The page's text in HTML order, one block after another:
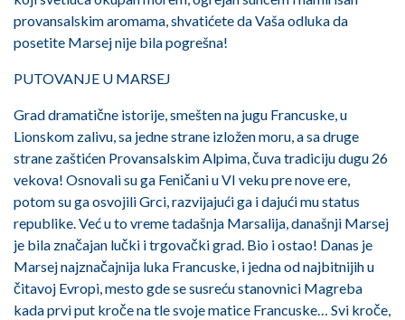
provansalskim aromama, shvatićete da Vaša odluka da
posetite Marsej nije bila pogrešna!
PUTOVANJE U MARSEJ
Grad dramatične istorije, smešten na jugu Francuske, u
Lionskom zalivu, sa jedne strane izložen moru, a sa druge
strane zaštićen Provansalskim Alpima, čuva tradiciju dugu 26
vekova! Osnovali su ga Feničani u VI veku pre nove ere,
potom su ga osvojili Grci, razvijajući ga i dajući mu status
republike. Već u to vreme tadašnja Marsalija, današnji Marsej
je bila značajan lučki i trgovački grad. Bio i ostao! Danas je
Marsej najznačajnija luka Francuske, i jedna od najbitnijih u
čitavoj Evropi, mesto gde se susreću stanovnici Magreba
kada prvi put kroče na tle svoje matice Francuske… Svi kroče,